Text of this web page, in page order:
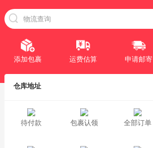
添加包裹 运费估算 申请邮寄
仓库地址
待付款 包裹认领 全部订单